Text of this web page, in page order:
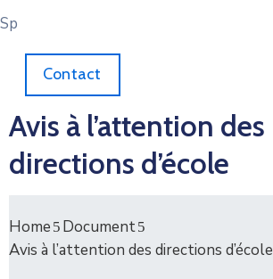
Sp
Contact
Avis à l’attention des
directions d’école
Home
Document
Avis à l’attention des directions d’école